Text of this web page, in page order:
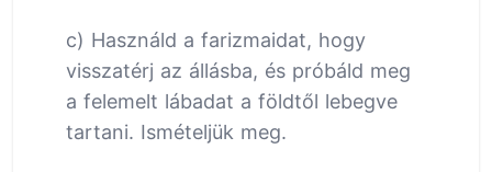
c) Használd a farizmaidat, hogy
visszatérj az állásba, és próbáld meg
a felemelt lábadat a földtől lebegve
tartani. Ismételjük meg.